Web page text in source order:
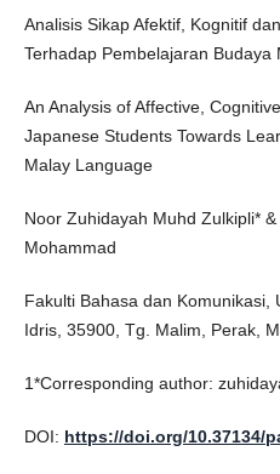
Analisis Sikap Afektif, Kognitif
Terhadap Pembelajaran
An Analysis of Affective,
Japanese Students Towards
Malay Language
Noor Zuhidayah Muhd Zulkipli*
Mohammad
Fakulti Bahasa dan Komunikasi,
Idris, 35900, Tg. Malim, Perak,
1*Corresponding author:
DOI: https://doi.org/10.37134/